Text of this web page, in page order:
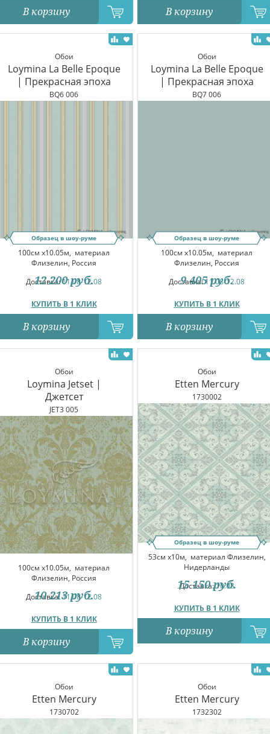
В корзину В корзину
Обои
Loymina La Belle Epoque
| Прекрасная эпоха
BQ6 006
Образец в шоу-руме
100см x10.05м, материал
Флизелин, Россия
Доставка:11.08-12.08
КУПИТЬ В 1 КЛИК
12 200 руб.
В корзину
Обои
Loymina La Belle Epoque
| Прекрасная эпоха
BQ7 006
Образец в шоу-руме
100см x10.05м, материал
Флизелин, Россия
Доставка:11.08-12.08
КУПИТЬ В 1 КЛИК
9 405 руб.
В корзину
Обои
Loymina Jetset |
Джетсет
JET3 005
100см x10.05м, материал
Флизелин, Россия
Доставка:11.08-12.08
КУПИТЬ В 1 КЛИК
10 213 руб.
В корзину
Обои
Etten Mercury
1730002
Образец в шоу-руме
53см x10м, материал Флизелин,
Нидерланды
Доставка:10.08
КУПИТЬ В 1 КЛИК
15 150 руб.
В корзину
Обои
Etten Mercury
1730702
Обои
Etten Mercury
1732302